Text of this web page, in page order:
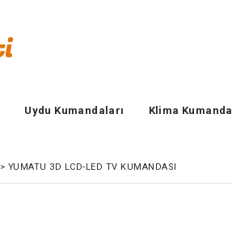
Uydu Kumandaları Klima Kumanda
> YUMATU 3D LCD-LED TV KUMANDASI